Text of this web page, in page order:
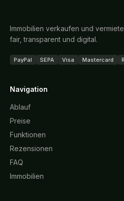
Immobilien verkaufen und
fair, transparent und digital.
PayPal SEPA Visa Mastercard
Navigation
Ablauf
Preise
Funktionen
Rezensionen
FAQ
Immobilien